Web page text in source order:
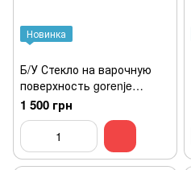
Новинка
Б/У Стекло на варочную
поверхность gorenje
ECT647BCSC
1 500 грн